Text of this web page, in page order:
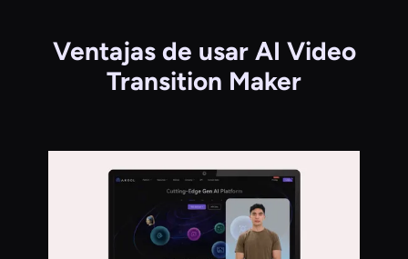
Ventajas de usar AI Video
Transition Maker